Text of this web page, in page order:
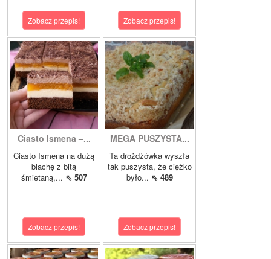
Zobacz przepis! Zobacz przepis!
Ciasto Ismena –...
Ciasto Ismena na dużą
blachę z bitą
śmietaną,... ⇖ 507
Zobacz przepis!
MEGA PUSZYSTA...
Ta drożdżówka wyszła
tak puszysta, że ciężko
było... ⇖ 489
Zobacz przepis!